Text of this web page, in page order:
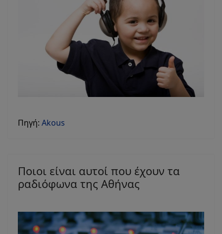
Πηγή: Akous
Ποιοι είναι αυτοί που έχουν τα
ραδιόφωνα της Αθήνας